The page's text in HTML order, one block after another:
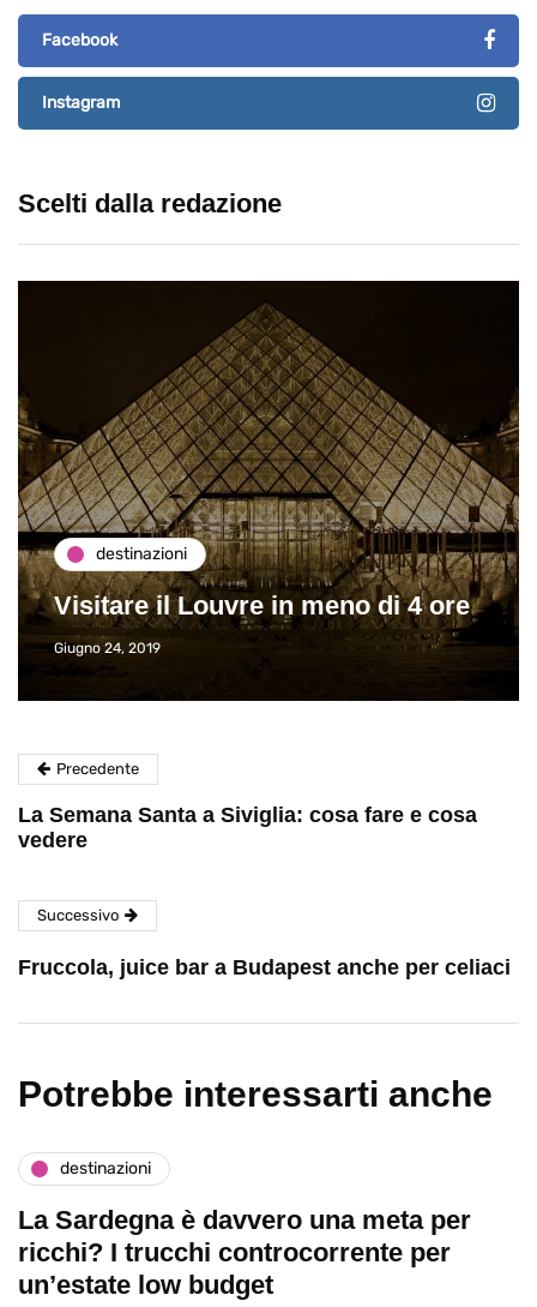
Facebook
Instagram
Scelti dalla redazione
destinazioni
Visitare il Louvre in meno di 4 ore
Giugno 24, 2019
Precedente
La Semana Santa a Siviglia: cosa fare e cosa
vedere
Successivo
Fruccola, juice bar a Budapest anche per celiaci
Potrebbe interessarti anche
destinazioni
La Sardegna è davvero una meta per
ricchi? I trucchi controcorrente per
un’estate low budget